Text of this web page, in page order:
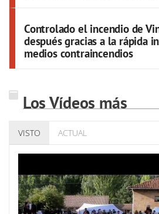
Controlado el incendio de
después gracias a la rápida
medios contraincendios
Los Vídeos más
VISTO ACTUAL